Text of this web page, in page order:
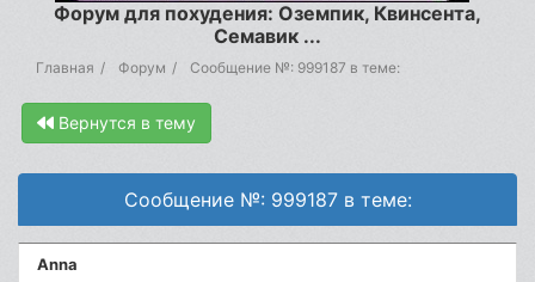
Форум для похудения: Оземпик, Квинсента,
Семавик ...
Главная Форум Сообщение №: 999187 в теме:
Вернутся в тему
Сообщение №: 999187 в теме:
Anna